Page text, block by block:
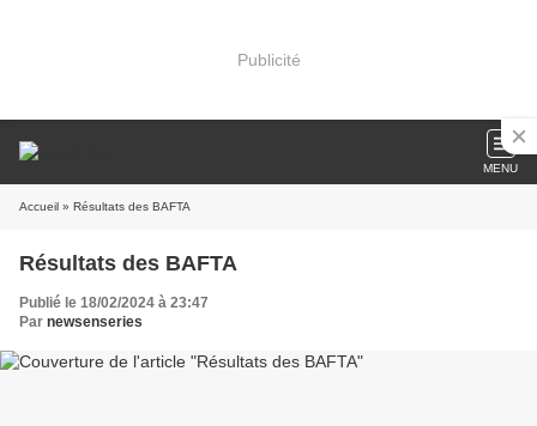
Publicité
MENU
Accueil » Résultats des BAFTA
Résultats des BAFTA
Publié le 18/02/2024 à 23:47
Par newsenseries